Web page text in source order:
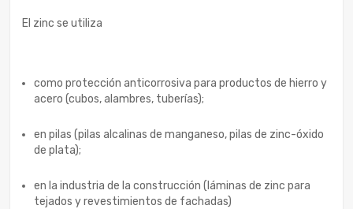
El zinc se utiliza
como protección anticorrosiva para productos de hierro y
acero (cubos, alambres, tuberías);
en pilas (pilas alcalinas de manganeso, pilas de zinc-óxido
de plata);
en la industria de la construcción (láminas de zinc para
tejados y revestimientos de fachadas)